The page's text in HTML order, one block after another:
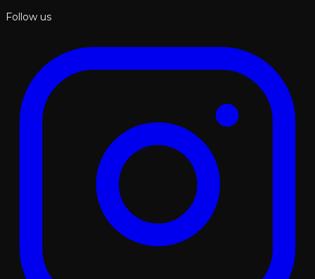
Follow us